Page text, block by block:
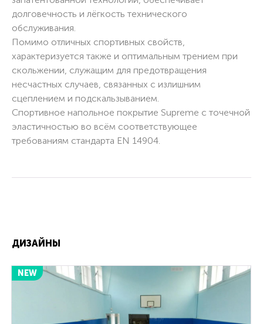
долговечность и лёгкость технического
обслуживания.
Помимо отличных спортивных свойств,
характеризуется также и оптимальным трением при
скольжении, служащим для предотвращения
несчастных случаев, связанных с излишним
сцеплением и подскальзыванием.
Спортивное напольное покрытие Supreme с точечной
эластичностью во всём соответствующее
требованиям стандарта EN 14904.
ДИЗАЙНЫ
NEW